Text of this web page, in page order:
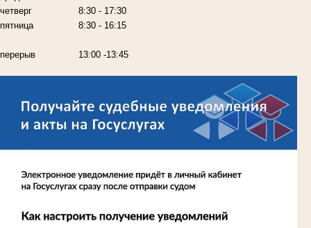
четверг
пятница
перерыв
8:30 - 17:30
8:30 - 16:15
13:00 -13:45